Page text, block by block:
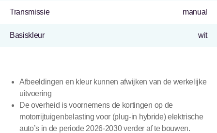
Transmissie manual
Basiskleur wit
Afbeeldingen en kleur kunnen afwijken van de werkelijke
uitvoering
De overheid is voornemens de kortingen op de
motorrijtuigenbelasting voor (plug-in hybride) elektrische
auto’s in de periode 2026-2030 verder af te bouwen.